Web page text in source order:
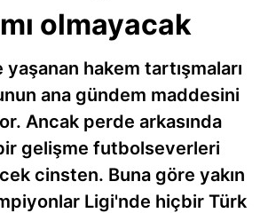
olmayacak
hakem tartışmaları
ana gündem maddesini
Ancak perde arkasında
gelişme futbolseverleri
cinsten. Buna göre yakın
Ligi'nde hiçbir Türk